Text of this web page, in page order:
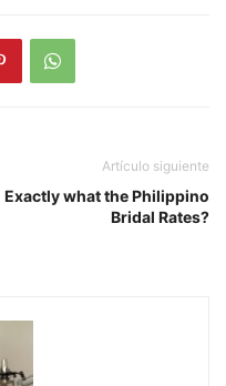
Artículo siguiente
Exactly what the Philippino
Bridal Rates?